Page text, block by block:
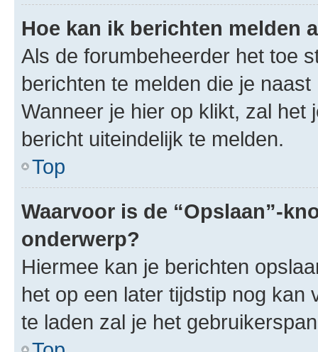
Hoe kan ik berichten melden
Als de forumbeheerder het toe
berichten te melden die je
Wanneer je hier op klikt, zal het
bericht uiteindelijk te melden.
Top
Waarvoor is de “Opslaan”-
onderwerp?
Hiermee kan je berichten
het op een later tijdstip nog
te laden zal je het